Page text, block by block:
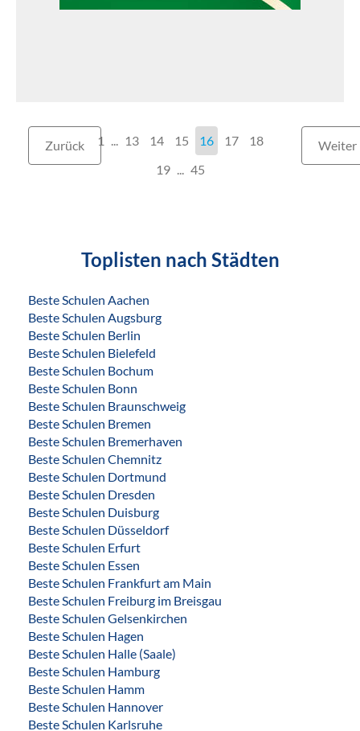
Zurück 1 ... 13 14 15 16 17
18
19 ... 45
Weiter
Toplisten nach Städten
Beste Schulen Aachen
Beste Schulen Augsburg
Beste Schulen Berlin
Beste Schulen Bielefeld
Beste Schulen Bochum
Beste Schulen Bonn
Beste Schulen Braunschweig
Beste Schulen Bremen
Beste Schulen Bremerhaven
Beste Schulen Chemnitz
Beste Schulen Dortmund
Beste Schulen Dresden
Beste Schulen Duisburg
Beste Schulen Düsseldorf
Beste Schulen Erfurt
Beste Schulen Essen
Beste Schulen Frankfurt am Main
Beste Schulen Freiburg im Breisgau
Beste Schulen Gelsenkirchen
Beste Schulen Hagen
Beste Schulen Halle (Saale)
Beste Schulen Hamburg
Beste Schulen Hamm
Beste Schulen Hannover
Beste Schulen Karlsruhe